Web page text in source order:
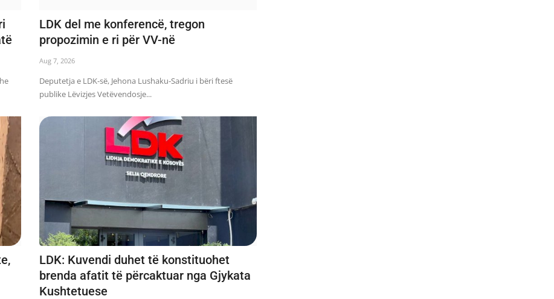
LDK del me konferencë, tregon
propozimin e ri për VV-në
Aug 7, 2026
Deputetja e LDK-së, Jehona Lushaku-Sadriu i bëri ftesë
publike Lëvizjes Vetëvendosje...
LDK: Kuvendi duhet të konstituohet
brenda afatit të përcaktuar nga Gjykata
Kushtetuese